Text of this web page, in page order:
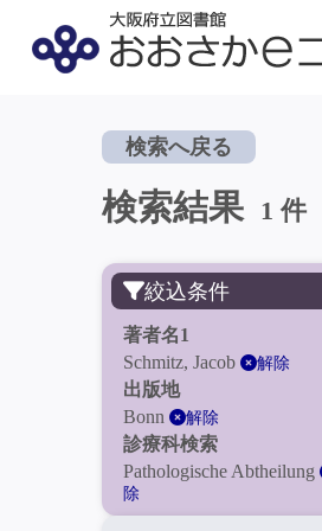
検索へ戻る
検索結果 1 件
絞込条件
著者名1
Schmitz, Jacob
解除
出版地
Bonn
解除
診療科検索
Pathologische Abtheilung
除